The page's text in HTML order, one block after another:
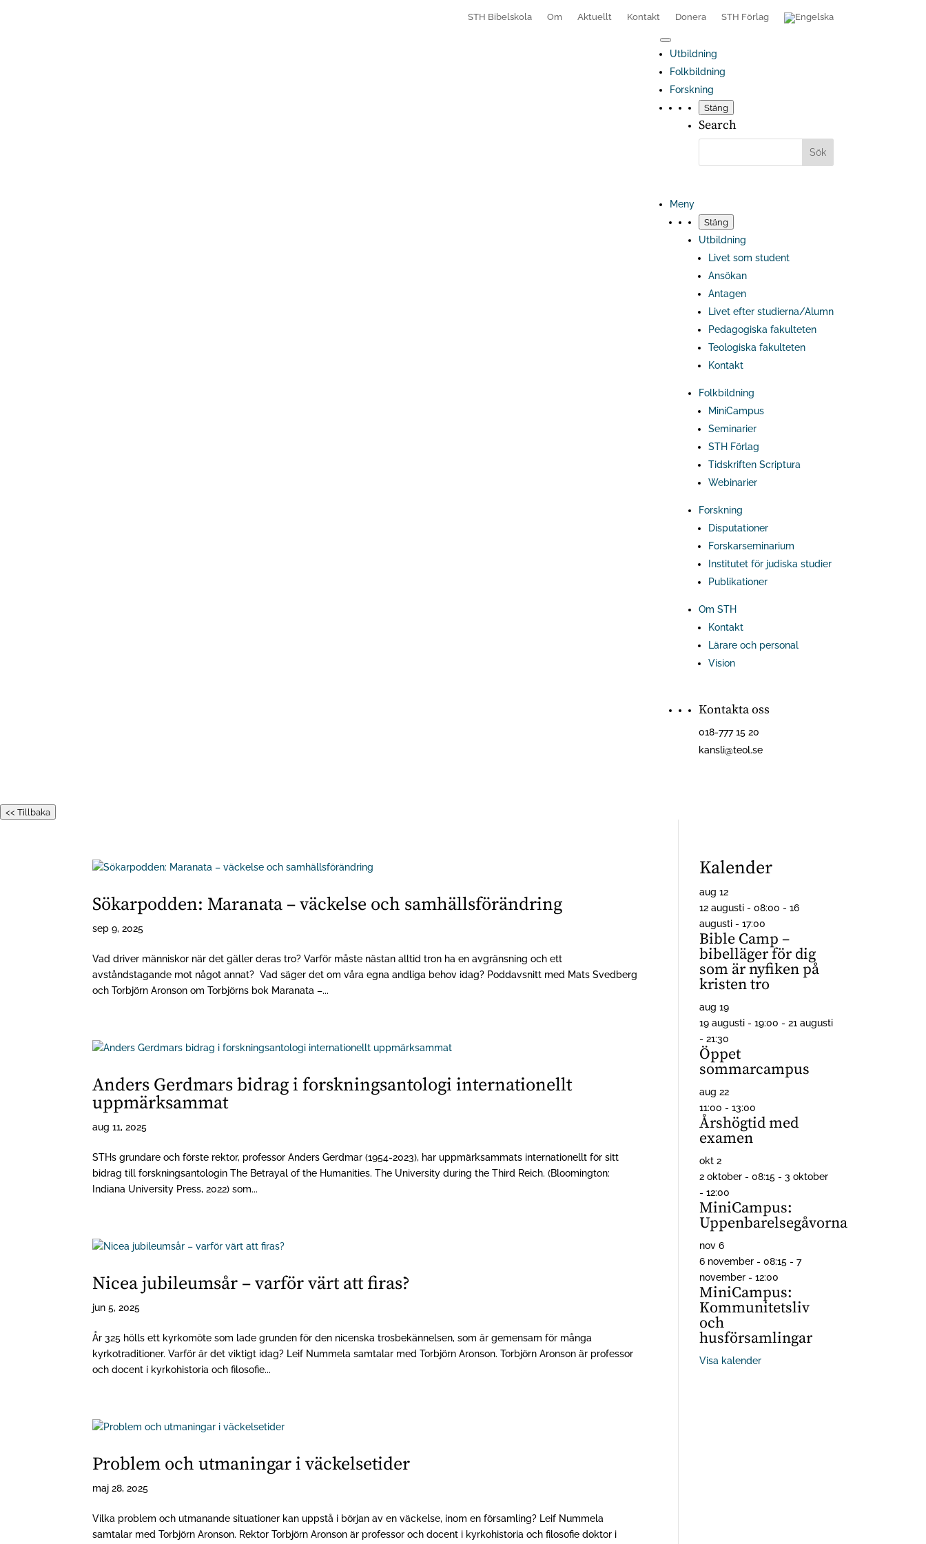
STH Bibelskola Om Aktuellt Kontakt Donera STH Förlag
Utbildning
Folkbildning
Forskning
Stäng
Search
Meny
Stäng
Utbildning
Livet som student
Ansökan
Antagen
Livet efter studierna/Alumn
Pedagogiska fakulteten
Teologiska fakulteten
Kontakt
Folkbildning
MiniCampus
Seminarier
STH Förlag
Tidskriften Scriptura
Webinarier
Forskning
Disputationer
Forskarseminarium
Institutet för judiska studier
Publikationer
Om STH
Kontakt
Lärare och personal
Vision
Kontakta oss
018-777 15 20
kansli@teol.se
<< Tillbaka
Sökarpodden: Maranata – väckelse och samhällsförändring
sep 9, 2025
Vad driver människor när det gäller deras tro? Varför måste nästan alltid tron ha en avgränsning och ett
avståndstagande mot något annat? Vad säger det om våra egna andliga behov idag? Poddavsnitt med Mats Svedberg
och Torbjörn Aronson om Torbjörns bok Maranata –...
Anders Gerdmars bidrag i forskningsantologi internationellt
uppmärksammat
aug 11, 2025
STHs grundare och förste rektor, professor Anders Gerdmar (1954-2023), har uppmärksammats internationellt för sitt
bidrag till forskningsantologin The Betrayal of the Humanities. The University during the Third Reich. (Bloomington:
Indiana University Press, 2022) som...
Nicea jubileumsår – varför värt att firas?
jun 5, 2025
År 325 hölls ett kyrkomöte som lade grunden för den nicenska trosbekännelsen, som är gemensam för många
kyrkotraditioner. Varför är det viktigt idag? Leif Nummela samtalar med Torbjörn Aronson. Torbjörn Aronson är professor
och docent i kyrkohistoria och filosofie...
Problem och utmaningar i väckelsetider
maj 28, 2025
Vilka problem och utmanande situationer kan uppstå i början av en väckelse, inom en församling? Leif Nummela
samtalar med Torbjörn Aronson. Rektor Torbjörn Aronson är professor och docent i kyrkohistoria och filosofie doktor i
Kalender
aug12
12 augusti - 08:00 -16
augusti - 17:00
Bible Camp –
bibelläger för dig
som är nyfiken på
kristen tro
aug19
19 augusti - 19:00 -21 augusti
- 21:30
Öppet
sommarcampus
aug22
11:00 -13:00
Årshögtid med
examen
okt2
2 oktober - 08:15 -3 oktober
- 12:00
MiniCampus:
Uppenbarelsegåvorna
nov6
6 november - 08:15 -7
november - 12:00
MiniCampus:
Kommunitetsliv
och
husförsamlingar
Visa kalender